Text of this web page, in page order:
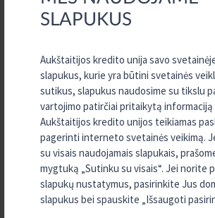
SLAPUKUS
Aukštaitijos kredito unija savo
slapukus, kurie yra būtini svetainės
sutikus, slapukus naudosime su tikslu
vartojimo patirčiai pritaikytą informaciją
Aukštaitijos kredito unijos teikiamas
pagerinti interneto svetainės veikimą.
su visais naudojamais slapukais,
mygtuką „Sutinku su visais“. Jei norite
slapukų nustatymus, pasirinkite Jus
slapukus bei spauskite „Išsaugoti
norma – nuo 7%, perkamo automobilio kaina –
Akcijos sąlygos:
sutartis iki5-erių metų
palūkanų norma nuo 7%
jokioįkeitimo, pradinio įnašo ar KASKO
vienkartinis sutarties sudarymo